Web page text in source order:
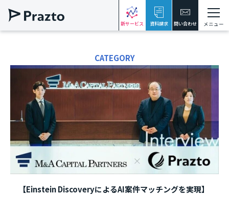
新サービス 資料請求 問い合わせ メニュー
CATEGORY
【Einstein DiscoveryによるAI案件マッチングを実現】